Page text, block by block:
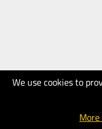
We use cookies to